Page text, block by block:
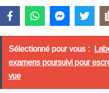
Sélectionné pour vous :
examens poursuivi pour
vue